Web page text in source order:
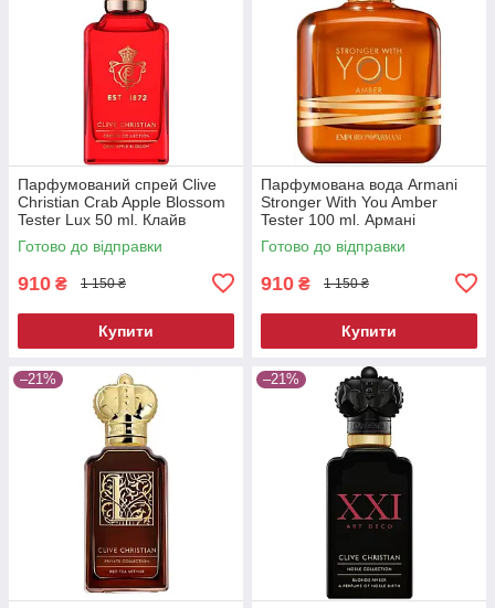
Парфумований спрей Clive
Christian Crab Apple Blossom
Tester Lux 50 ml. Клайв
Крістіан Краб Епл Блоссом
Тестер Люкс 50 мл
Готово до відправки
910 ₴ 1 150 ₴
Купити
Парфумована вода Armani
Stronger With You Amber
Tester 100 ml. Армані
Стронгер Віз Ю Амбер
Тестер 100 мл.
Готово до відправки
910 ₴ 1 150 ₴
Купити
–21% –21%